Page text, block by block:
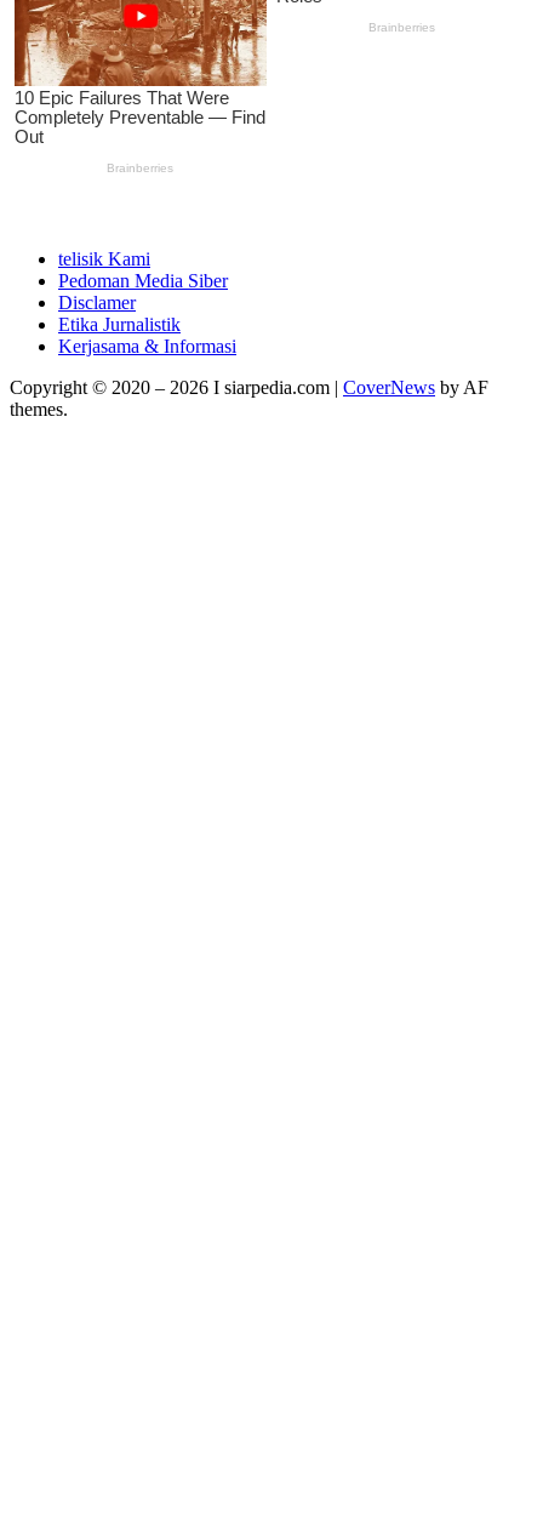
telisik Kami
Pedoman Media Siber
Disclamer
Etika Jurnalistik
Kerjasama & Informasi
Copyright © 2020 – 2026 I siarpedia.com | CoverNews by AF
themes.